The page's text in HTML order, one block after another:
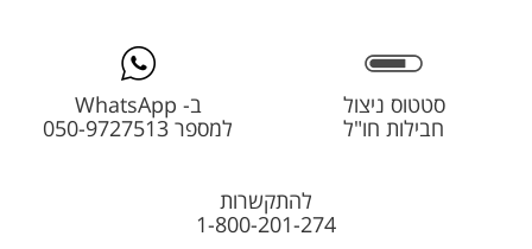
סטטוס ניצול
חבילות חו"ל
ב- WhatsApp
למספר 050-9727513
להתקשרות
1-800-201-274